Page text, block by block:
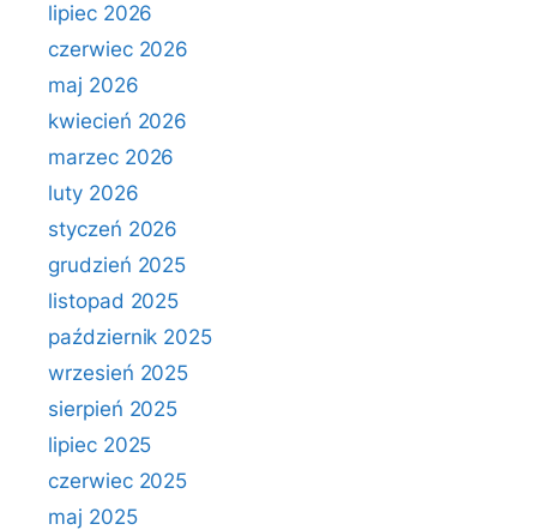
lipiec 2026
czerwiec 2026
maj 2026
kwiecień 2026
marzec 2026
luty 2026
styczeń 2026
grudzień 2025
listopad 2025
październik 2025
wrzesień 2025
sierpień 2025
lipiec 2025
czerwiec 2025
maj 2025